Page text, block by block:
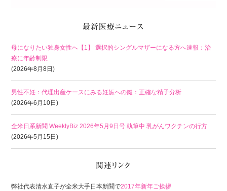
母になりたい独身女性へ【1】 選択的シングルマザーになる方へ速報：治
療に年齢制限
(2026年8月8日)
男性不妊：代理出産ケースにみる妊娠への鍵：正確な精子分析
(2026年6月10日)
全米日系新聞 WeeklyBiz 2026年5月9日号 執筆中 乳がんワクチンの行方
(2026年5月15日)
弊社代表清水直子が全米大手日本新聞で2017年新年ご挨拶